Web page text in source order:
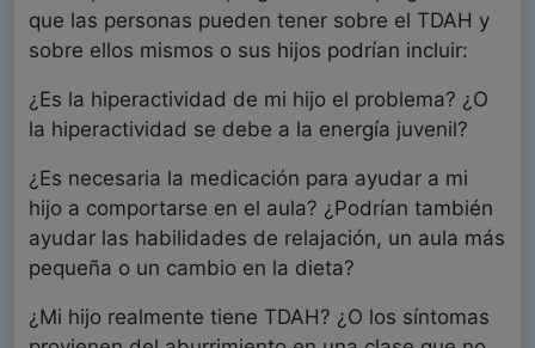
que las personas pueden tener sobre el TDAH y
sobre ellos mismos o sus hijos podrían incluir:
¿Es la hiperactividad de mi hijo el problema? ¿O
la hiperactividad se debe a la energía juvenil?
¿Es necesaria la medicación para ayudar a mi
hijo a comportarse en el aula? ¿Podrían también
ayudar las habilidades de relajación, un aula más
pequeña o un cambio en la dieta?
¿Mi hijo realmente tiene TDAH? ¿O los síntomas